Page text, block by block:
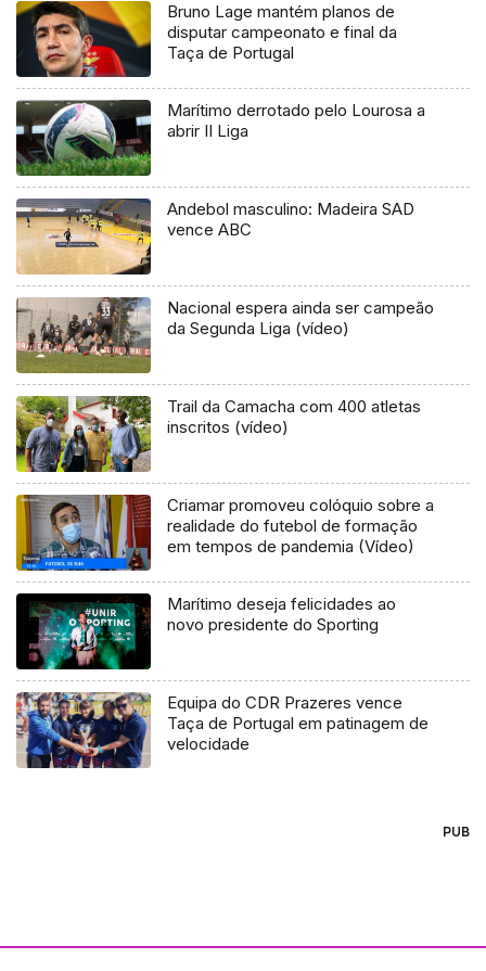
Bruno Lage mantém planos de
disputar campeonato e final da
Taça de Portugal
Marítimo derrotado pelo Lourosa a
abrir II Liga
Andebol masculino: Madeira SAD
vence ABC
Nacional espera ainda ser campeão
da Segunda Liga (vídeo)
Trail da Camacha com 400 atletas
inscritos (vídeo)
Criamar promoveu colóquio sobre a
realidade do futebol de formação
em tempos de pandemia (Vídeo)
Marítimo deseja felicidades ao
novo presidente do Sporting
Equipa do CDR Prazeres vence
Taça de Portugal em patinagem de
velocidade
PUB